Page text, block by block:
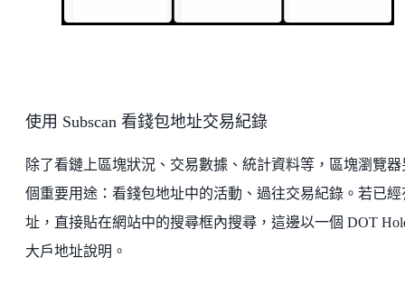
使用 Subscan 看錢包地址交易紀錄
除了看鏈上區塊狀況、交易數據、統計資料等，區塊瀏覽器
個重要用途：看錢包地址中的活動、過往交易紀錄。若已經
址，直接貼在網站中的搜尋框內搜尋，這邊以一個 DOT
大戶地址說明。